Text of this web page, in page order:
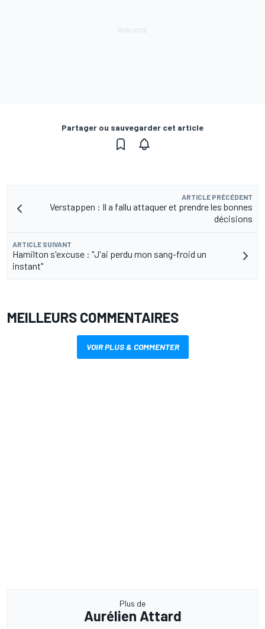
Partager ou sauvegarder cet article
ARTICLE PRÉCÉDENT
Verstappen : Il a fallu attaquer et prendre les bonnes
décisions
ARTICLE SUIVANT
Hamilton s'excuse : "J'ai perdu mon sang-froid un
instant"
MEILLEURS COMMENTAIRES
VOIR PLUS & COMMENTER
Plus de
Aurélien Attard